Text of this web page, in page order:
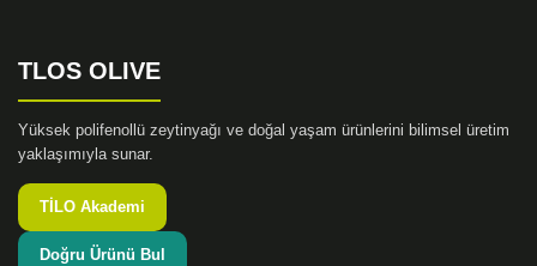
TLOS OLIVE
Yüksek polifenollü zeytinyağı ve doğal yaşam ürünlerini bilimsel üretim
yaklaşımıyla sunar.
TİLO Akademi
Doğru Ürünü Bul